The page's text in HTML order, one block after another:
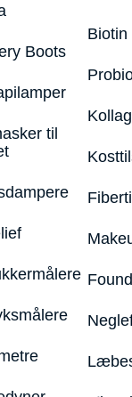
Boots
til
Biotin